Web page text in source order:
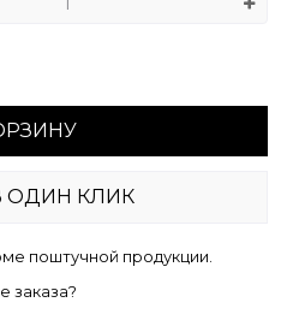
ОДИН КЛИК
поштучной продукции.
заказа?